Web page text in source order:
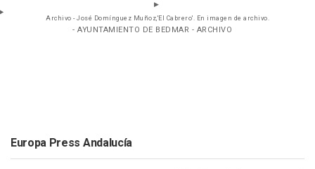
Archivo - José Domínguez Muñoz,'El Cabrero'. En imagen de archivo.
- AYUNTAMIENTO DE BEDMAR - ARCHIVO
Europa Press Andalucía